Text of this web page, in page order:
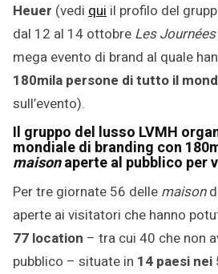
Heuer (vedi qui il profilo del
dal 12 al 14 ottobre Les
mega evento di brand al quale
180mila persone di tutto il
sull’evento).
Il gruppo del lusso LVMH
mondiale di branding con
maisonaperte al pubblico per
Per tre giornate 56 delle maison
aperte ai visitatori che hanno
77 location – tra cui 40 che non
pubblico – situate in 14 paesi